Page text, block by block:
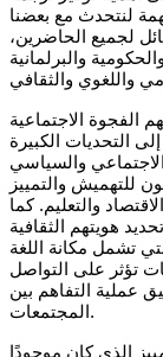
لنتحدث مع بعضنا
لجميع الحاضرين،
والبرلمانية
الفجوة الاجتماعية
التحديات الكبيرة
والسياسي
للتهميش والتمييز
والتعليم. كما
هويتهم الثقافية
تشمل مكانة اللغة
تؤثر على التواصل
عملية التفاهم بين
المجتمعات.
الذي كان موجودًا